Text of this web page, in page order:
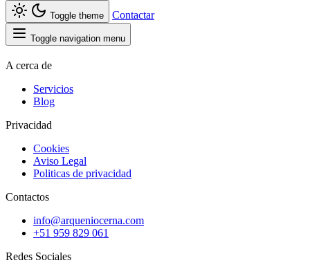
Toggle theme Contactar
Toggle navigation menu
A cerca de
Servicios
Blog
Privacidad
Cookies
Aviso Legal
Politicas de privacidad
Contactos
info@arqueniocerna.com
+51 959 829 061
Redes Sociales